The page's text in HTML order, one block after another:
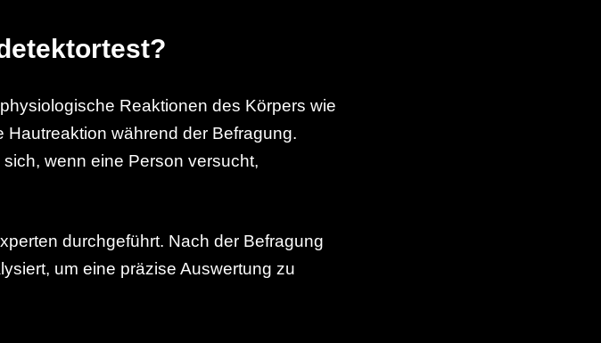
Reaktionen des Körpers wie
während der Befragung.
wenn eine Person versucht,
durchgeführt. Nach der Befragung
um eine präzise Auswertung zu